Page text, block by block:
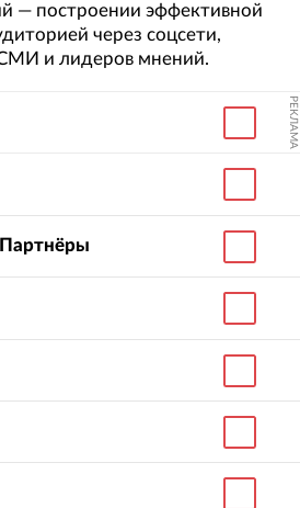
— построении эффективной
через соцсети,
и лидеров мнений.
РЕКЛАМА